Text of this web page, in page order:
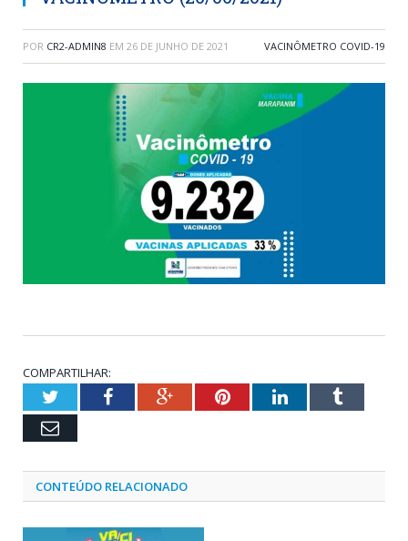
POR CR2-ADMIN8 EM 26 DE JUNHO DE 2021 VACINÔMETRO COVID-19
COMPARTILHAR:
TwitterFacebookGoogle+PinterestLinkedInTumblr
Email
CONTEÚDO RELACIONADO